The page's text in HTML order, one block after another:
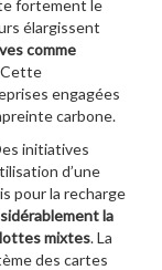
fortement le
élargissent
comme
engagées
carbone.
initiatives
d’une
pour la recharge
la
mixtes. La
des cartes